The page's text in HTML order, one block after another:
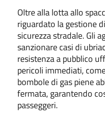
Oltre alla lotta allo
riguardato la gestione
sicurezza stradale. Gli
sanzionare casi di
resistenza a pubblico
pericoli immediati,
bombole di gas piene
fermata, garantendo
passeggeri.